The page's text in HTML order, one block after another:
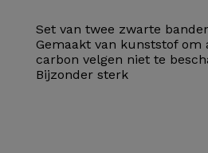
Set van twee zwarte
Gemaakt van kunststof
carbon velgen niet te
Bijzonder sterk